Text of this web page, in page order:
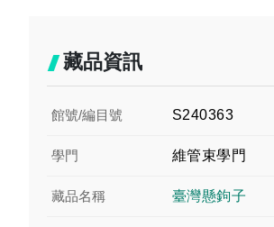
藏品資訊
館號/編目號 S240363
學門 維管束學門
藏品名稱 臺灣懸鉤子